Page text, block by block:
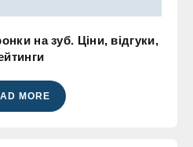
на зуб. Ціни, відгуки,
MORE